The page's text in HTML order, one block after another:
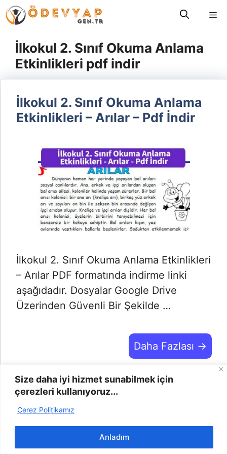
Size daha iyi hizmet sunabilmek için
çerezleri kullanıyoruz...
Çerez Politikamız
Anladım
İçeriğe
atla
İlkokul 2. Sınıf Okuma Anlama
Etkinlikleri pdf indir
İlkokul 2. Sınıf Okuma Anlama
Etkinlikleri – Arılar – Pdf İndir
İlkokul 2. Sınıf Okuma Anlama Etkinlikleri
– Arılar PDF formatında indirme linki
aşağıdadır. Dosyalar Google Drive
Üzerinden Güvenli Bir Şekilde …
Daha Fazlası →
Ulaşın-Şikayet